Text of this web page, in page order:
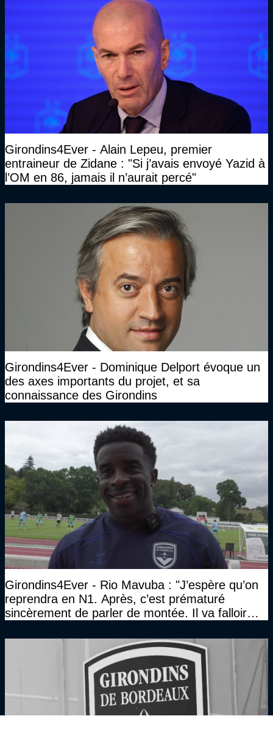
Girondins4Ever - Alain Lepeu, premier
entraineur de Zidane : "Si j’avais envoyé Yazid à
l’OM en 86, jamais il n’aurait percé"
Girondins4Ever - Dominique Delport évoque un
des axes importants du projet, et sa
connaissance des Girondins
Girondins4Ever - Rio Mavuba : "J’espère qu’on
reprendra en N1. Après, c’est prématuré
sincèrement de parler de montée. Il va falloir